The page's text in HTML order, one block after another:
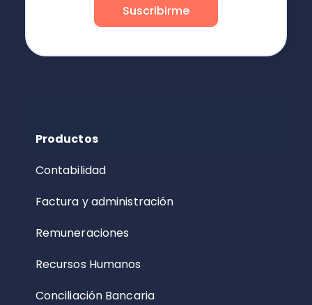
Productos
Contabilidad
Factura y administración
Remuneraciones
Recursos Humanos
Conciliación Bancaria